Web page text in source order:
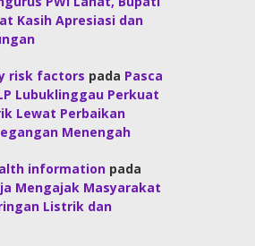
Kasih Apresiasi dan
risk factors pada Pasca
Lubuklinggau Perkuat
Lewat Perbaikan
Menengah
information pada
Mengajak Masyarakat
Listrik dan